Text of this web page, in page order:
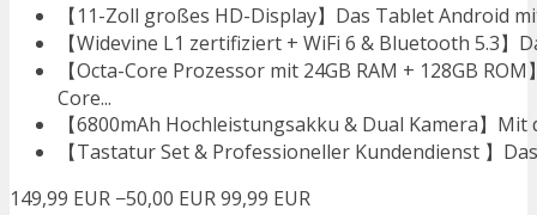
【11-Zoll großes HD-Display】Das Tablet Android
【Widevine L1 zertifiziert + WiFi 6 & Bluetooth 5.3
【Octa-Core Prozessor mit 24GB RAM + 128GB
Core...
【6800mAh Hochleistungsakku & Dual Kamera】
【Tastatur Set & Professioneller Kundendienst 】
149,99 EUR −50,00 EUR99,99 EUR